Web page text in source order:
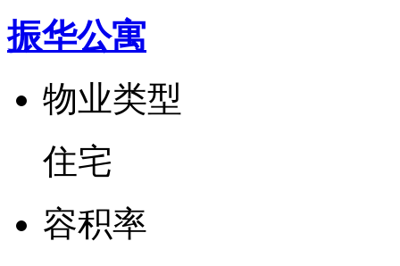
振华公寓
物业类型
住宅
容积率